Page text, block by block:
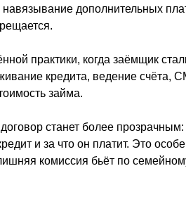
дополнительных
практики, когда заёмщик
кредита, ведение счёта,
займа.
станет более
и за что он платит. Это
комиссия бьёт по